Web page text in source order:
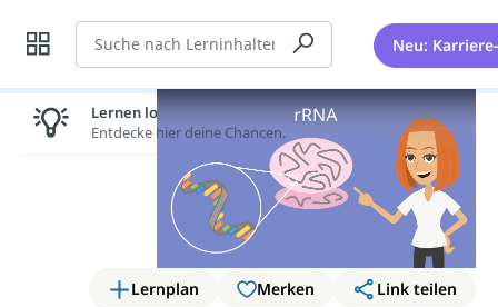
Suche Neu:
Lernplan Merken
Link teilen
Lernen lohnt sich!
Entdecke hier deine Chancen.